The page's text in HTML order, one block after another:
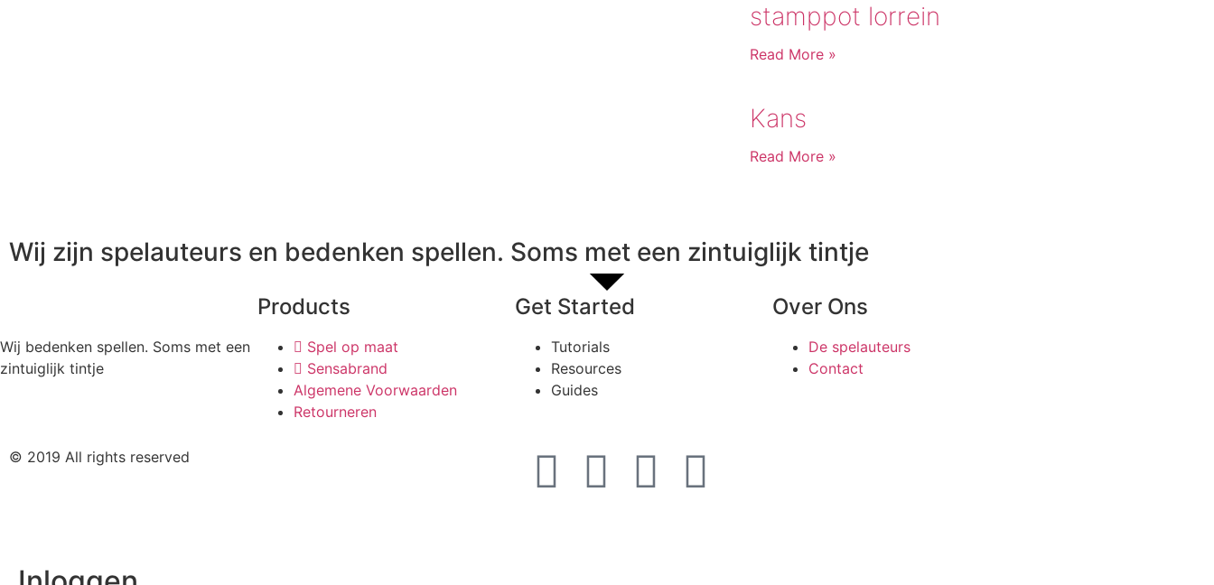
stamppot lorrein
Read More »
Kans
Read More »
Wij zijn spelauteurs en bedenken spellen. Soms met een zintuiglijk tintje
Wij bedenken spellen. Soms met een
zintuiglijk tintje
Products
Spel op maat
Sensabrand
Algemene Voorwaarden
Retourneren
Get Started
Tutorials
Resources
Guides
Over Ons
De spelauteurs
Contact
© 2019 All rights reserved